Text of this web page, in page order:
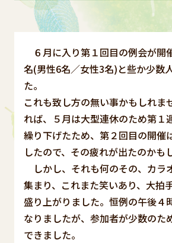
６月に入り第１回目の例会が開
名(男性6名／女性3名)と些か少数
た。
これも致し方の無い事かもしれま
れば、５月は大型連休のため第１
繰り下げたため、第２回目の開催
したので、その疲れが出たのかも
しかし、それも何のその、カラ
集まり、これまた笑いあり、大拍
盛り上がりました。恒例の午後４
なりましたが、参加者が少数のた
できました。